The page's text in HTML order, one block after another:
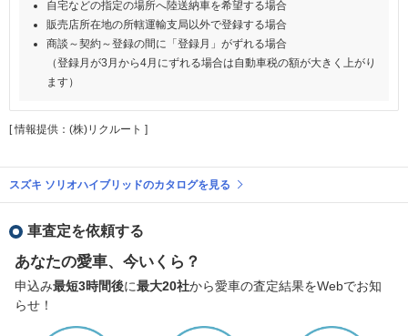
自宅などの指定の場所へ陸送納車を希望する場合
販売店所在地の所轄運輸支局以外で登録する場合
商談～契約～登録の間に「登録月」がずれる場合
（登録月が3月から4月にずれる場合は自動車税の額が大きく上がり
ます）
[ 情報提供：(株)リクルート ]
スズキ ソリオハイブリッドのカタログを見る
車査定を依頼する
あなたの愛車、今いくら？
申込み最短3時間後に最大20社から愛車の査定結果をWebでお知
らせ！